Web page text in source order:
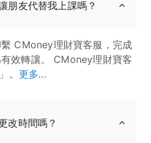
朋友代替我上課嗎？
CMoney理財寶客服，完成
效轉讓。 CMoney理財寶客
。 更多...
改時間嗎？